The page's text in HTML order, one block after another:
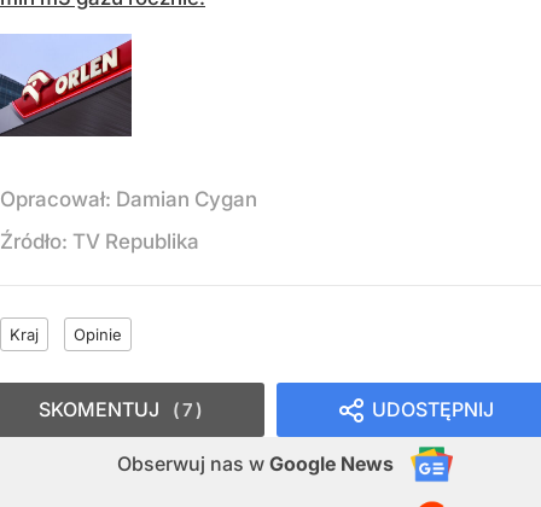
Opracował: Damian Cygan
Źródło: TV Republika
Kraj Opinie
UDOSTĘPNIJ
Obserwuj nas w Google News
SKOMENTUJ 7